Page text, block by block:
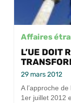
Affaires
L’UE DOIT
29 mars 2012
A l’approche
1er juillet 2012